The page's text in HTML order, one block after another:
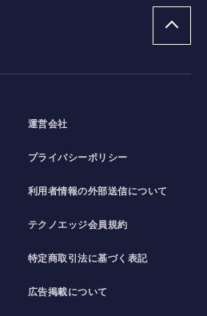
運営会社
プライバシーポリシー
利用者情報の外部送信について
テクノエッジ会員規約
特定商取引法に基づく表記
広告掲載について